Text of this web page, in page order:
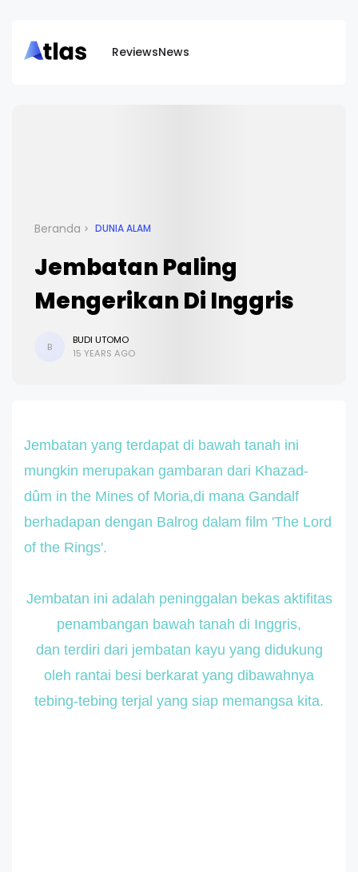
ReviewsNews
Beranda DUNIA ALAM
Jembatan Paling
Mengerikan Di Inggris
B
BUDI UTOMO
15 YEARS AGO
Jembatan yang terdapat di bawah tanah ini
mungkin merupakan gambaran dari Khazad-
dûm in the Mines of Moria,di mana Gandalf
berhadapan dengan Balrog dalam film 'The Lord
of the Rings'.
Jembatan ini adalah peninggalan bekas aktifitas
penambangan bawah tanah di Inggris,
dan terdiri dari jembatan kayu yang didukung
oleh rantai besi berkarat yang dibawahnya
tebing-tebing terjal yang siap memangsa kita.